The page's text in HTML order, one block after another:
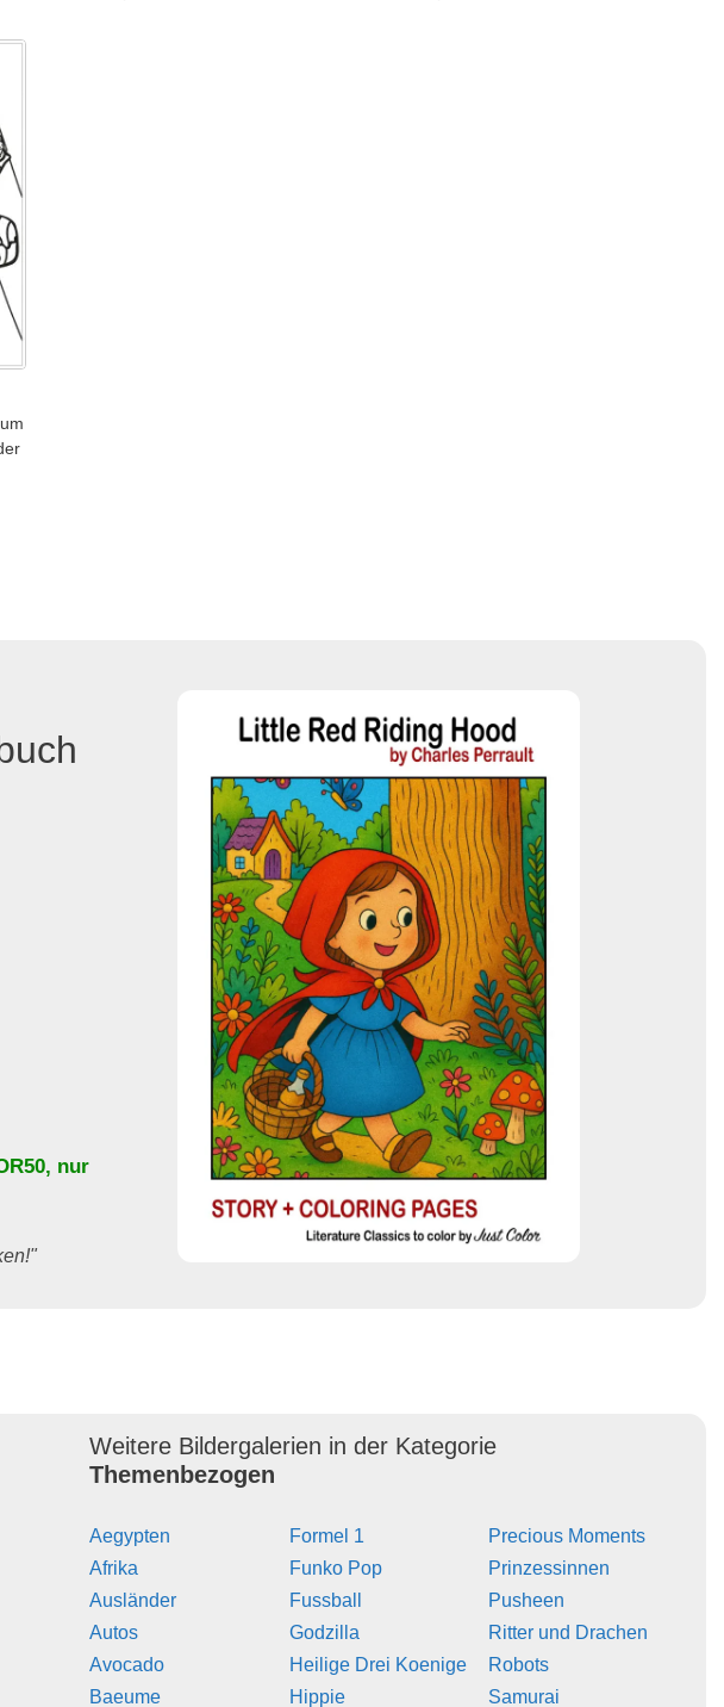
, nur
Weitere Bildergalerien in der Kategorie
Themenbezogen
Aegypten
Afrika
Ausländer
Autos
Avocado
Baeume
Formel 1
Funko Pop
Fussball
Godzilla
Heilige Drei Koenige
Hippie
Precious Moments
Prinzessinnen
Pusheen
Ritter und Drachen
Robots
Samurai